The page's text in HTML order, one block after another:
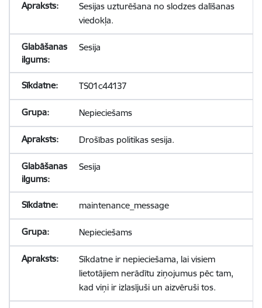
Sesijas uzturēšana no slodzes dalīšanas
viedokļa.
Sesija
TS01c44137
Nepieciešams
Drošības politikas sesija.
Sesija
maintenance_message
Nepieciešams
Sīkdatne ir nepieciešama, lai visiem
lietotājiem nerādītu ziņojumus pēc tam,
kad viņi ir izlasījuši un aizvēruši tos.